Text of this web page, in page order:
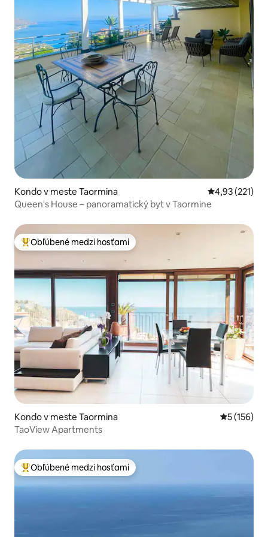
Kondo v meste Taormina Priemerné
4,93 (221)
Queen's House – panoramatický byt v Taormine
Najobľúbenejšie medzi hosťami
Obľúbené medzi hosťami
Kondo v meste Taormina Priemerné
5 (156)
TaoView Apartments
Najobľúbenejšie medzi hosťami
Obľúbené medzi hosťami